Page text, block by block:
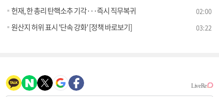
헌재, 한 총리 탄핵소추 기각···즉시 직무복귀 02:00
원산지 허위 표시 '단속 강화' [정책 바로보기] 03:22